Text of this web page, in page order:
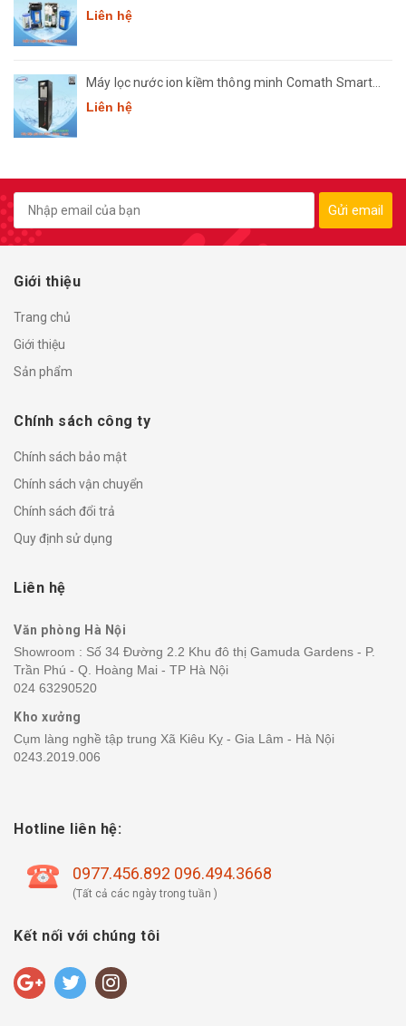
Liên hệ
Máy lọc nước ion kiềm thông minh Comath Smart
CM3668
Liên hệ
Gửi email
Giới thiệu
Trang chủ
Giới thiệu
Sản phẩm
Chính sách công ty
Chính sách bảo mật
Chính sách vận chuyển
Chính sách đổi trả
Quy định sử dụng
Liên hệ
Văn phòng Hà Nội
Showroom : Số 34 Đường 2.2 Khu đô thị Gamuda Gardens - P.
Trần Phú - Q. Hoàng Mai - TP Hà Nội
024 63290520
Kho xưởng
Cụm làng nghề tập trung Xã Kiêu Kỵ - Gia Lâm - Hà Nội
0243.2019.006
Hotline liên hệ:
0977.456.892 096.494.3668
(Tất cả các ngày trong tuần )
Kết nối với chúng tôi